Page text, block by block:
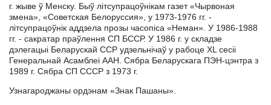
г. жыве ў Менску. Быў літсупрацоўнікам газет «Чырвоная
змена», «Советская Белоруссия», у 1973-1976 гг. -
літсупрацоўнік аддзела прозы часопіса «Неман». У 1986-1988
гг. - сакратар праўлення СП БССР. У 1986 г. у складзе
дэлегацыі Беларускай ССР удзельнічаў у рабоце ХL сесіі
Генеральнай Асамблеі ААН. Сябра Беларускага ПЭН-цэнтра з
1989 г. Сябра СП СССР з 1973 г.
Узнагароджаны ордэнам «Знак Пашаны».